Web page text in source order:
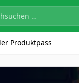
Produktpass